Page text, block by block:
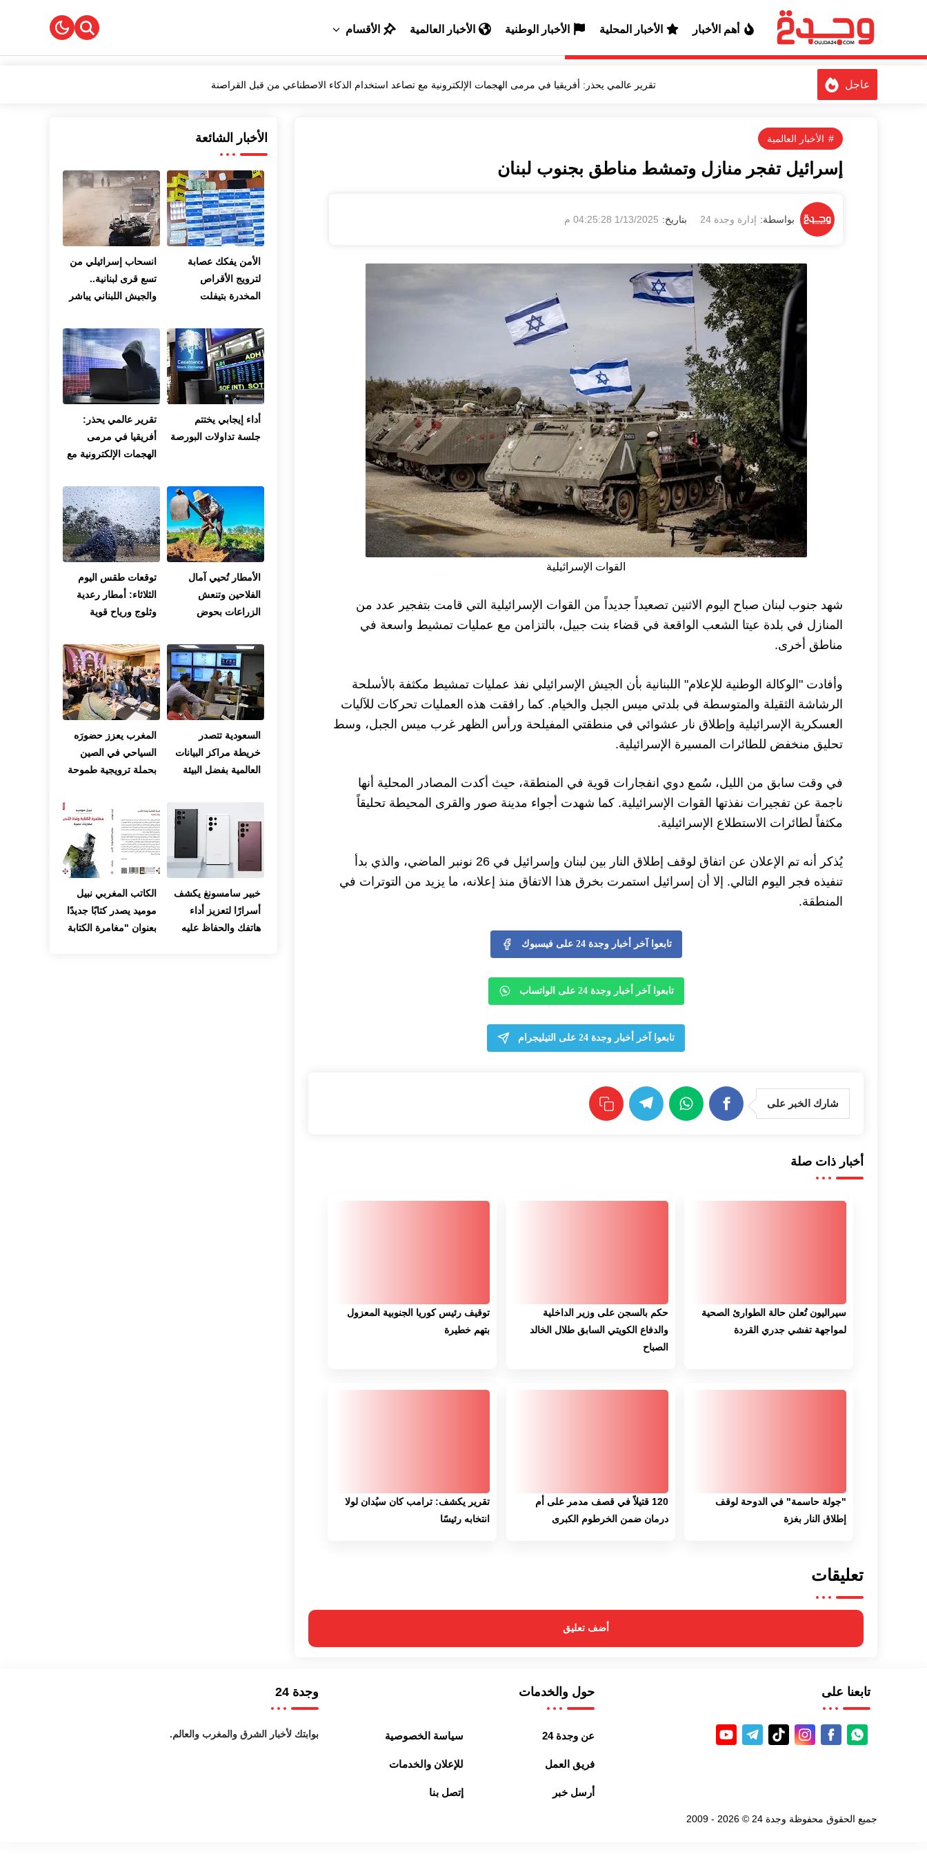
أهم الأخبار الأخبار المحلية الأخبار الوطنية الأخبار العالمية الأقسام
عاجل
خبير سامسونغ يكشف أسرارًا لتعزيز أداء هاتفك والحفاظ عليه لفترة أطول
الأخبار العالمية
إسرائيل تفجر منازل وتمشط مناطق بجنوب لبنان
1/13/2025 04:25:28 م
القوات الإسرائيلية
شهد جنوب لبنان صباح اليوم الاثنين تصعيداً جديداً من القوات الإسرائيلية التي قامت بتفجير عدد من
المنازل في بلدة عيتا الشعب الواقعة في قضاء بنت جبيل، بالتزامن مع عمليات تمشيط واسعة في
مناطق أخرى.
وأفادت "الوكالة الوطنية للإعلام" اللبنانية بأن الجيش الإسرائيلي نفذ عمليات تمشيط مكثفة بالأسلحة
الرشاشة الثقيلة والمتوسطة في بلدتي ميس الجبل والخيام. كما رافقت هذه العمليات تحركات للآليات
العسكرية الإسرائيلية وإطلاق نار عشوائي في منطقتي المفيلحة ورأس الظهر غرب ميس الجبل، وسط
تحليق منخفض للطائرات المسيرة الإسرائيلية.
في وقت سابق من الليل، سُمع دوي انفجارات قوية في المنطقة، حيث أكدت المصادر المحلية أنها
ناجمة عن تفجيرات نفذتها القوات الإسرائيلية. كما شهدت أجواء مدينة صور والقرى المحيطة تحليقاً
مكثفاً لطائرات الاستطلاع الإسرائيلية.
يُذكر أنه تم الإعلان عن اتفاق لوقف إطلاق النار بين لبنان وإسرائيل في 26 نونبر الماضي، والذي بدأ
تنفيذه فجر اليوم التالي. إلا أن إسرائيل استمرت بخرق هذا الاتفاق منذ إعلانه، ما يزيد من التوترات في
المنطقة.
تابعوا آخر أخبار وجدة 24 على فيسبوك
تابعوا آخر أخبار وجدة 24 على الواتساب
تابعوا آخر أخبار وجدة 24 على التيليجرام
شارك الخبر على
أخبار ذات صلة
سيراليون تُعلن حالة الطوارئ الصحية
لمواجهة تفشي جدري القردة
حكم بالسجن على وزير الداخلية
والدفاع الكويتي السابق طلال الخالد
الصباح
توقيف رئيس كوريا الجنوبية المعزول
بتهم خطيرة
"جولة حاسمة" في الدوحة لوقف
إطلاق النار بغزة
120 قتيلاً في قصف مدمر على أم
درمان ضمن الخرطوم الكبرى
تقرير يكشف: ترامب كان سيُدان لولا
انتخابه رئيسًا
تعليقات
أضف تعليق
الأخبار الشائعة
الأمن يفكك عصابة
لترويج الأقراص
المخدرة بتيفلت
انسحاب إسرائيلي من
تسع قرى لبنانية..
والجيش اللبناني يباشر
المحررة
أداء إيجابي يختتم
جلسة تداولات البورصة
تقرير عالمي يحذر:
أفريقيا في مرمى
الهجمات الإلكترونية مع
الاصطناعي من قبل
القراصنة
الأمطار تُحيي آمال
الفلاحين وتنعش
الزراعات بحوض
توقعات طقس اليوم
الثلاثاء: أمطار رعدية
وثلوج ورياح قوية
بالمغرب
السعودية تتصدر
خريطة مراكز البيانات
العالمية بفضل البيئة
المغرب يعزز حضورَه
السياحي في الصين
بحملة ترويجية طموحة
خبير سامسونغ يكشف
أسرارًا لتعزيز أداء
هاتفك والحفاظ عليه
الكاتب المغربي نبيل
موميد يصدر كتابًا جديدًا
بعنوان "مغامرة الكتابة
تابعنا على حول والخدمات
عن وجدة 24 سياسة الخصوصية
فريق العمل للإعلان والخدمات
أرسل خبر إتصل بنا
وجدة 24
بوابتك لأخبار الشرق والمغرب والعالم.
جميع الحقوق محفوظة وجدة 24 ©
2026
- 2009